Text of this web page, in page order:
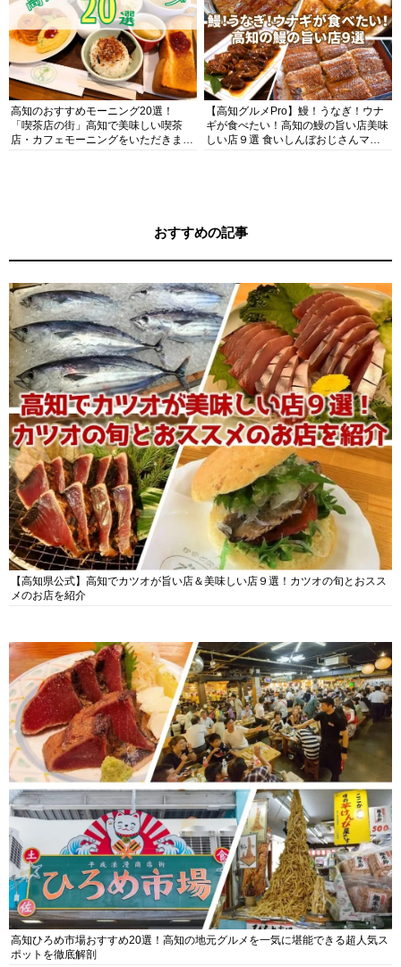
高知のおすすめモーニング20選！
「喫茶店の街」高知で美味しい喫茶
店・カフェモーニングをいただきま
【高知グルメPro】鰻！うなぎ！ウナ
ギが食べたい！高知の鰻の旨い店美味
しい店９選 食いしんぼおじさんマッ
おすすめの記事
【高知県公式】高知でカツオが旨い店＆美味しい店９選！カツオの旬とおスス
メのお店を紹介
高知ひろめ市場おすすめ20選！高知の地元グルメを一気に堪能できる超人気ス
ポットを徹底解剖